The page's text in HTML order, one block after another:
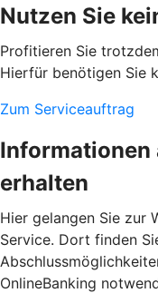
Nutzen Sie
Profitieren Sie
Hierfür benötigen Sie
Zum Serviceauftrag
Informationen
erhalten
Hier gelangen Sie zur
Service. Dort finden
OnlineBanking